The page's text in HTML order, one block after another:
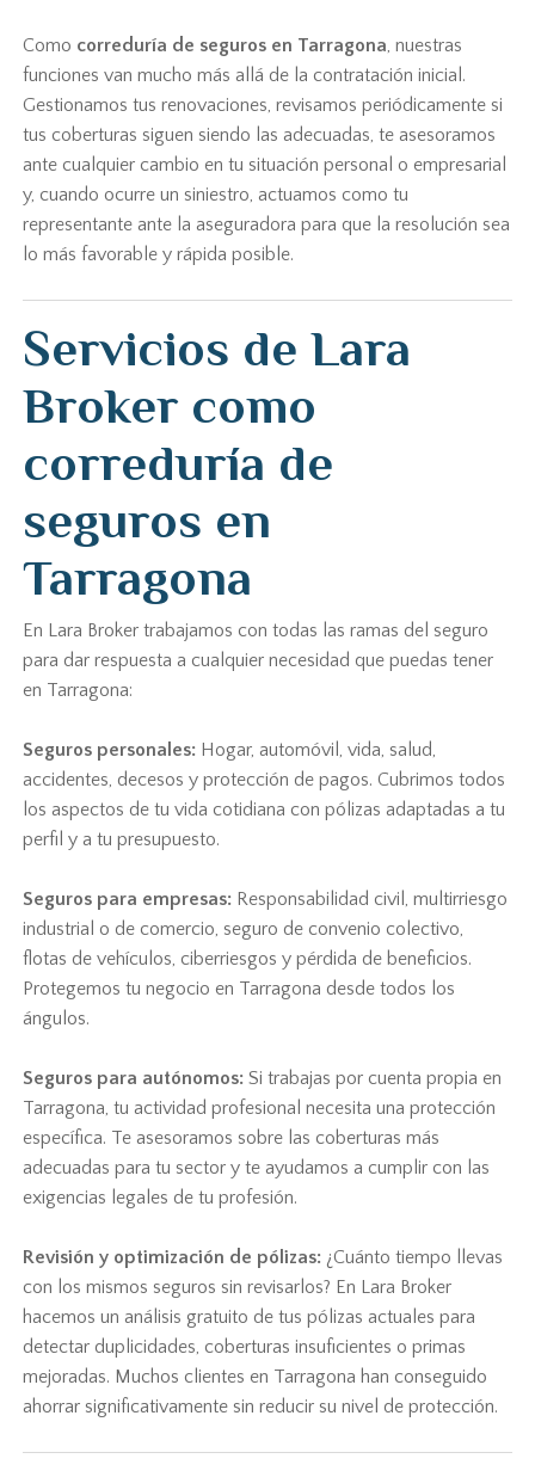
Como correduría de seguros en Tarragona, nuestras
funciones van mucho más allá de la contratación inicial.
Gestionamos tus renovaciones, revisamos periódicamente si
tus coberturas siguen siendo las adecuadas, te asesoramos
ante cualquier cambio en tu situación personal o empresarial
y, cuando ocurre un siniestro, actuamos como tu
representante ante la aseguradora para que la resolución sea
lo más favorable y rápida posible.
Servicios de Lara
Broker como
correduría de
seguros en
Tarragona
En Lara Broker trabajamos con todas las ramas del seguro
para dar respuesta a cualquier necesidad que puedas tener
en Tarragona:
Seguros personales: Hogar, automóvil, vida, salud,
accidentes, decesos y protección de pagos. Cubrimos todos
los aspectos de tu vida cotidiana con pólizas adaptadas a tu
perfil y a tu presupuesto.
Seguros para empresas: Responsabilidad civil, multirriesgo
industrial o de comercio, seguro de convenio colectivo,
flotas de vehículos, ciberriesgos y pérdida de beneficios.
Protegemos tu negocio en Tarragona desde todos los
ángulos.
Seguros para autónomos: Si trabajas por cuenta propia en
Tarragona, tu actividad profesional necesita una protección
específica. Te asesoramos sobre las coberturas más
adecuadas para tu sector y te ayudamos a cumplir con las
exigencias legales de tu profesión.
Revisión y optimización de pólizas: ¿Cuánto tiempo llevas
con los mismos seguros sin revisarlos? En Lara Broker
hacemos un análisis gratuito de tus pólizas actuales para
detectar duplicidades, coberturas insuficientes o primas
mejoradas. Muchos clientes en Tarragona han conseguido
ahorrar significativamente sin reducir su nivel de protección.